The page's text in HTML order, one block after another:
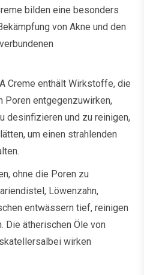
bilden eine besonders
von Akne und den
Creme enthält Wirkstoffe, die
Poren entgegenzuwirken,
desinfizieren und zu reinigen,
um einen strahlenden
ohne die Poren zu
Löwenzahn,
entwässern tief, reinigen
Die ätherischen Öle von
wirken